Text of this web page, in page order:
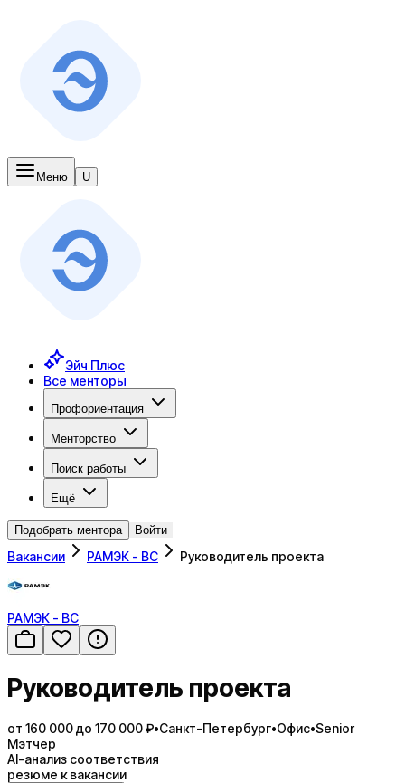
Меню U
Эйч Плюс
Все менторы
Профориентация
Менторство
Поиск работы
Ещё
Подобрать ментора Войти
Вакансии РАМЭК - ВС Руководитель проекта
РАМЭК - ВС
Руководитель проекта
от 160 000 до 170 000 ₽•Санкт-Петербург•Офис•Senior
Мэтчер
AI-анализ соответствия
резюме к вакансии